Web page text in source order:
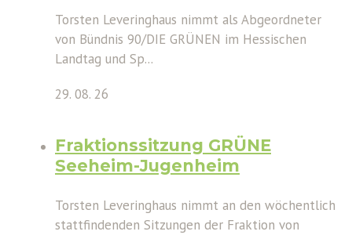
Torsten Leveringhaus nimmt als Abgeordneter
von Bündnis 90/DIE GRÜNEN im Hessischen
Landtag und Sp...
29. 08. 26
Fraktionssitzung GRÜNE
Seeheim-Jugenheim
Torsten Leveringhaus nimmt an den wöchentlich
stattfindenden Sitzungen der Fraktion von